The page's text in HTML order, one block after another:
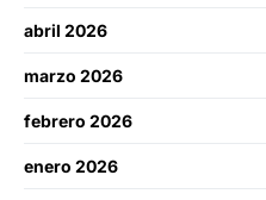
abril 2026
marzo 2026
febrero 2026
enero 2026